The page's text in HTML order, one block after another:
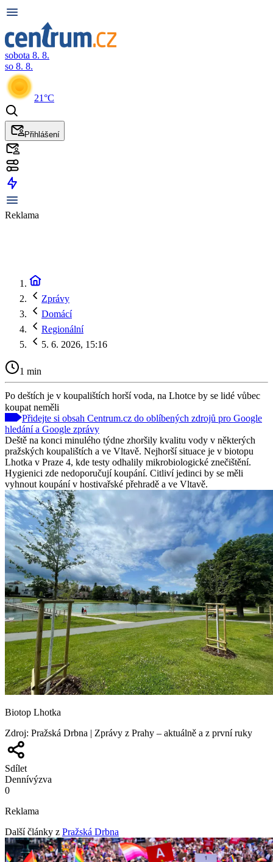
sobota 8. 8.
so 8. 8.
21°C
Přihlášení
Reklama
Zprávy
Domácí
Regionální
5. 6. 2026, 15:16
1 min
Po deštích je v koupalištích horší voda, na Lhotce by se lidé vůbec
koupat neměli
Přidejte si obsah Centrum.cz do oblíbených zdrojů pro Google
hledání a Google zprávy
Deště na konci minulého týdne zhoršily kvalitu vody v některých
pražských koupalištích a ve Vltavě. Nejhorší situace je v biotopu
Lhotka v Praze 4, kde testy odhalily mikrobiologické znečištění.
Hygienici zde nedoporučují koupání. Citliví jedinci by se měli
vyhnout koupání v hostivařské přehradě a ve Vltavě.
Biotop Lhotka
Zdroj: Pražská Drbna | Zprávy z Prahy – aktuálně a z první ruky
Sdílet
Dennívýzva
0
Reklama
Další články z Pražská Drbna